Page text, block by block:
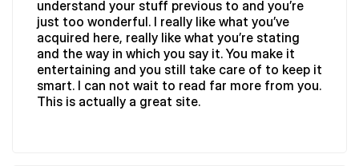
understand your stuff previous to and you’re
just too wonderful. I really like what you’ve
acquired here, really like what you’re stating
and the way in which you say it. You make it
entertaining and you still take care of to keep it
smart. I can not wait to read far more from you.
This is actually a great site.